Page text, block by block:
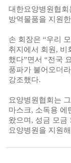
대한요양병원협
방역물품을 지원
손 회장은 “우리
취지에서 회원 , 비
했다”면서 “전국
풍파가 불어오더
강조했다.
요양병원협회는
마스크, 소독용 에
왔으며 , 성금 모금
요양병원을 지원